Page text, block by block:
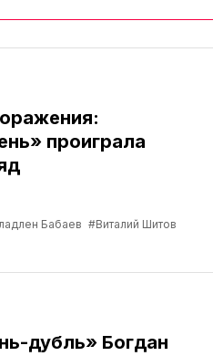
проиграла
Бабаев #Виталий Шитов
дубль» Богдан